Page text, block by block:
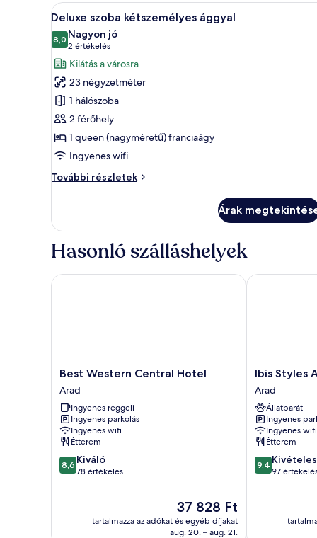
A
következő
szoba
összes
képének
megtekintése:
Deluxe
szoba
kétszemélyes
ággyal
Egy modern szállodai
5
Deluxe szoba kétszemélyes ággyal
8,010-ből 8,0
Nagyon jó
2 értékelés
(2
értékelés)
Kilátás a városra
23 négyzetméter
1 hálószoba
2 férőhely
1 queen (nagyméretű) franciaágy
Ingyenes wifi
További részletek
Deluxe
további
Árak
Hasonló szálláshelyek
Best
Western
Central
Hotel
Arad
Best Western Central Hotel
Arad
Ingyenes reggeli
Ingyenes parkolás
Ingyenes wifi
Étterem
8.6
ennyiből:
értékelés
8,6 Kiváló
78 értékelés
Az
ár
37 828 Ft
37 828 Ft
tartalmazza az adókat és egyéb díjakat
aug. 20. – aug. 21.
Best Western Central Hotel
Ibis
Styles
Arad
Arad
Ibis Styles
Arad
Állatbarát
Ingyenes
Ingyenes wifi
Étterem
9.4
ennyiből:
értékelés
9,4 Kivételes
97
Ibis Styles Arad